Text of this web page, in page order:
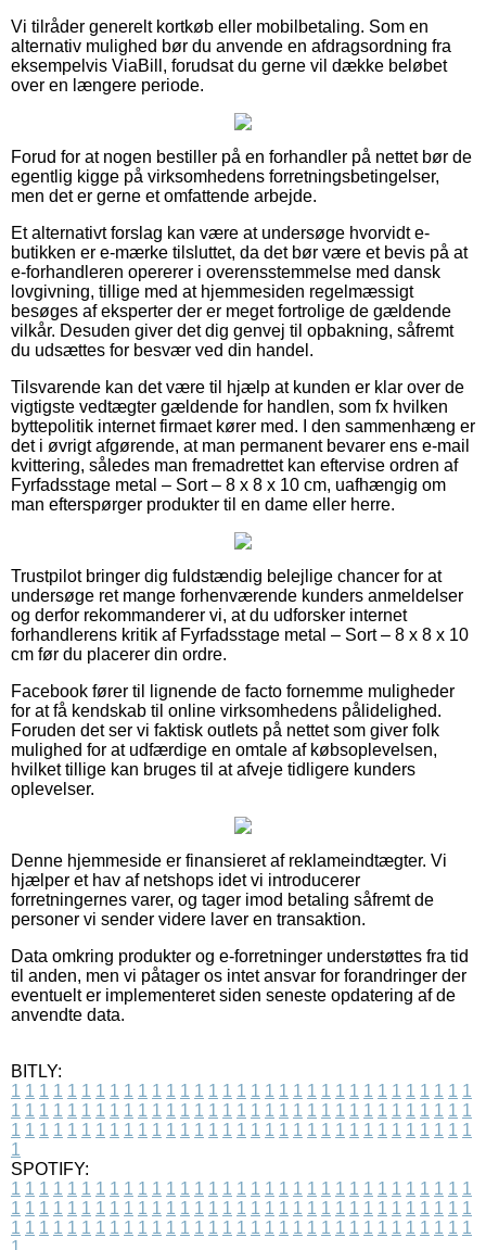
Vi tilråder generelt kortkøb eller mobilbetaling. Som en
alternativ mulighed bør du anvende en afdragsordning fra
eksempelvis ViaBill, forudsat du gerne vil dække beløbet
over en længere periode.
Forud for at nogen bestiller på en forhandler på nettet bør de
egentlig kigge på virksomhedens forretningsbetingelser,
men det er gerne et omfattende arbejde.
Et alternativt forslag kan være at undersøge hvorvidt e-
butikken er e-mærke tilsluttet, da det bør være et bevis på at
e-forhandleren opererer i overensstemmelse med dansk
lovgivning, tillige med at hjemmesiden regelmæssigt
besøges af eksperter der er meget fortrolige de gældende
vilkår. Desuden giver det dig genvej til opbakning, såfremt
du udsættes for besvær ved din handel.
Tilsvarende kan det være til hjælp at kunden er klar over de
vigtigste vedtægter gældende for handlen, som fx hvilken
byttepolitik internet firmaet kører med. I den sammenhæng er
det i øvrigt afgørende, at man permanent bevarer ens e-mail
kvittering, således man fremadrettet kan eftervise ordren af
Fyrfadsstage metal – Sort – 8 x 8 x 10 cm, uafhængig om
man efterspørger produkter til en dame eller herre.
Trustpilot bringer dig fuldstændig belejlige chancer for at
undersøge ret mange forhenværende kunders anmeldelser
og derfor rekommanderer vi, at du udforsker internet
forhandlerens kritik af Fyrfadsstage metal – Sort – 8 x 8 x 10
cm før du placerer din ordre.
Facebook fører til lignende de facto fornemme muligheder
for at få kendskab til online virksomhedens pålidelighed.
Foruden det ser vi faktisk outlets på nettet som giver folk
mulighed for at udfærdige en omtale af købsoplevelsen,
hvilket tillige kan bruges til at afveje tidligere kunders
oplevelser.
Denne hjemmeside er finansieret af reklameindtægter. Vi
hjælper et hav af netshops idet vi introducerer
forretningernes varer, og tager imod betaling såfremt de
personer vi sender videre laver en transaktion.
Data omkring produkter og e-forretninger understøttes fra tid
til anden, men vi påtager os intet ansvar for forandringer der
eventuelt er implementeret siden seneste opdatering af de
anvendte data.
BITLY:
1 1 1 1 1 1 1 1 1 1 1 1 1 1 1 1 1 1 1 1 1 1 1 1 1 1 1 1 1 1 1 1 1
1 1 1 1 1 1 1 1 1 1 1 1 1 1 1 1 1 1 1 1 1 1 1 1 1 1 1 1 1 1 1 1 1
1 1 1 1 1 1 1 1 1 1 1 1 1 1 1 1 1 1 1 1 1 1 1 1 1 1 1 1 1 1 1 1 1
1
SPOTIFY:
1 1 1 1 1 1 1 1 1 1 1 1 1 1 1 1 1 1 1 1 1 1 1 1 1 1 1 1 1 1 1 1 1
1 1 1 1 1 1 1 1 1 1 1 1 1 1 1 1 1 1 1 1 1 1 1 1 1 1 1 1 1 1 1 1 1
1 1 1 1 1 1 1 1 1 1 1 1 1 1 1 1 1 1 1 1 1 1 1 1 1 1 1 1 1 1 1 1 1